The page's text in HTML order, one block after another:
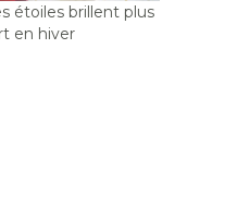
étoiles brillent plus
en hiver